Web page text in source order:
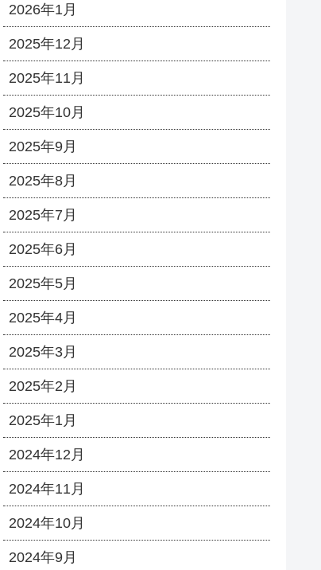
2026年1月
2025年12月
2025年11月
2025年10月
2025年9月
2025年8月
2025年7月
2025年6月
2025年5月
2025年4月
2025年3月
2025年2月
2025年1月
2024年12月
2024年11月
2024年10月
2024年9月